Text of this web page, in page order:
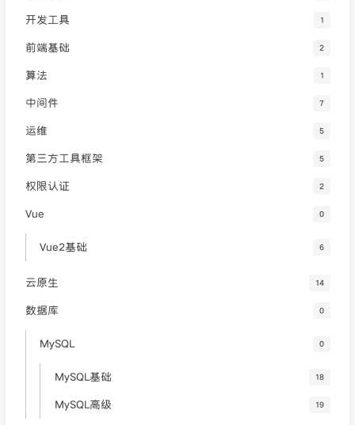
开发工具 1
前端基础 2
算法 1
中间件 7
运维 5
第三方工具框架 5
权限认证 2
Vue 0
Vue2基础 6
云原生 14
数据库 0
MySQL 0
MySQL基础 18
MySQL高级 19